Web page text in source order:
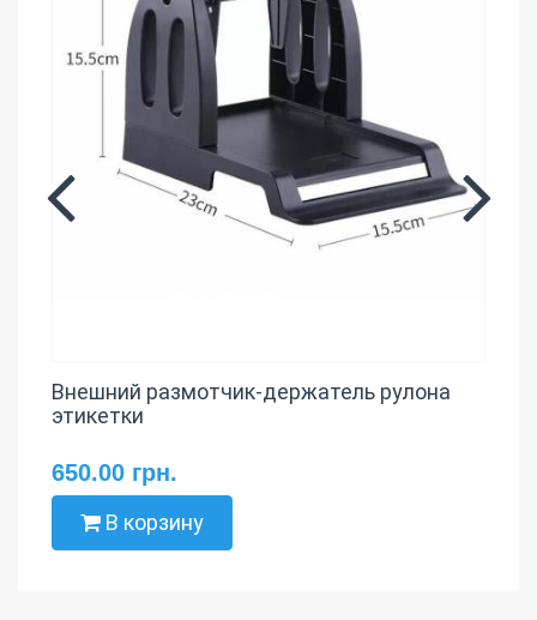
Внешний размотчик-держатель рулона
этикетки
650.00 грн.
В корзину